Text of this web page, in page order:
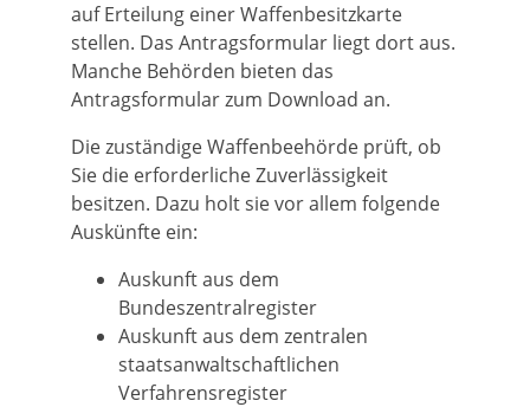
auf Erteilung einer Waffenbesitzkarte
stellen. Das Antragsformular liegt dort aus.
Manche Behörden bieten das
Antragsformular zum Download an.
Die zuständige Waffenbeehörde prüft, ob
Sie die erforderliche Zuverlässigkeit
besitzen. Dazu holt sie vor allem folgende
Auskünfte ein:
Auskunft aus dem
Bundeszentralregister
Auskunft aus dem zentralen
staatsanwaltschaftlichen
Verfahrensregister